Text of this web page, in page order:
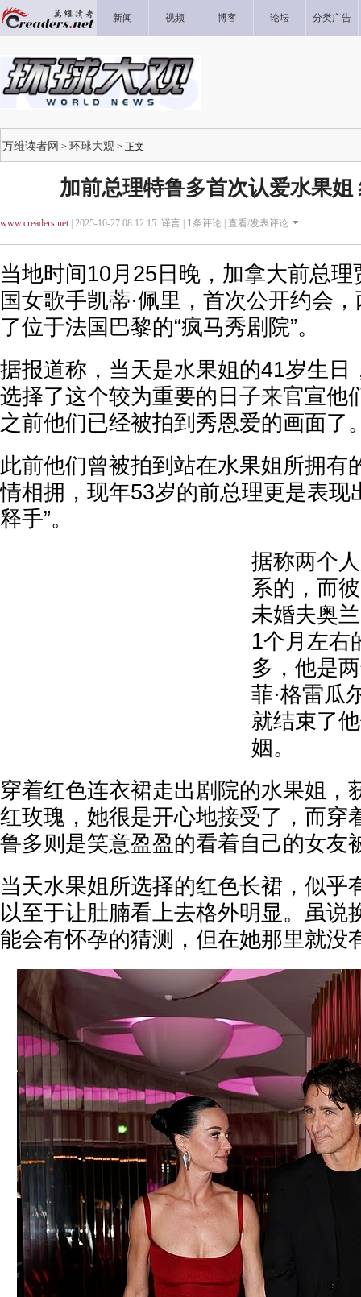
新闻 视频 博客 论坛 分类广告
万维读者网 > 环球大观 > 正文
加前总理特鲁多首次认爱水果姐
www.creaders.net| 2025-10-27 08:12:15 译言 | 1条评论 | 查看/发表评论
当地时间10月25日晚，加拿大前总理
国女歌手凯蒂·佩里，首次公开约会
了位于法国巴黎的“疯马秀剧院”。
据报道称，当天是水果姐的41岁生日
选择了这个较为重要的日子来官宣他
之前他们已经被拍到秀恩爱的画面了
此前他们曾被拍到站在水果姐所拥有
情相拥，现年53岁的前总理更是表现
释手”。
据称两个
系的，而
未婚夫奥
1个月左右
多，他是
菲·格雷瓜
就结束了
姻。
穿着红色连衣裙走出剧院的水果姐，
红玫瑰，她很是开心地接受了，而穿
鲁多则是笑意盈盈的看着自己的女友
当天水果姐所选择的红色长裙，似乎
以至于让肚腩看上去格外明显。虽说
能会有怀孕的猜测，但在她那里就没